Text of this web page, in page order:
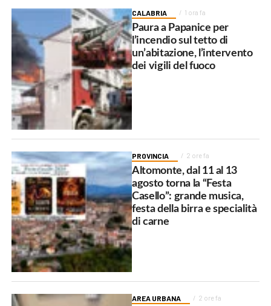
CALABRIA 1 ora fa
Paura a Papanice per
l’incendio sul tetto di
un’abitazione, l’intervento
dei vigili del fuoco
PROVINCIA 2 ore fa
Altomonte, dal 11 al 13
agosto torna la “Festa
Casello”: grande musica,
festa della birra e specialità
di carne
AREA URBANA 2 ore fa